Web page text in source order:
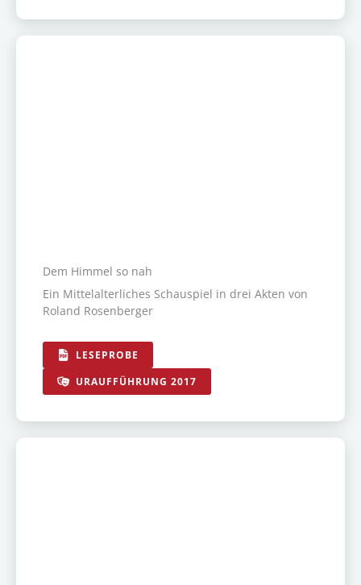
Dem Himmel so nah
Ein Mittelalterliches Schauspiel in drei Akten von
Roland Rosenberger
LESEPROBE
URAUFFÜHRUNG 2017